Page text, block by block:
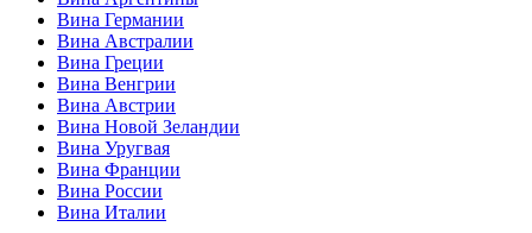
Вина Германии
Вина Австралии
Вина Греции
Вина Венгрии
Вина Австрии
Вина Новой Зеландии
Вина Уругвая
Вина Франции
Вина России
Вина Италии